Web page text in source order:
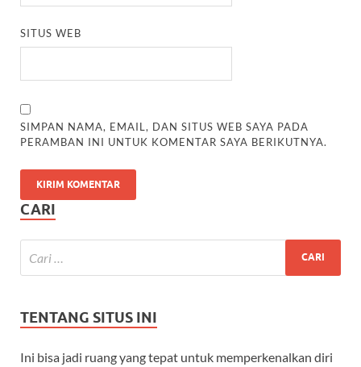
SITUS WEB
SIMPAN NAMA, EMAIL, DAN SITUS WEB SAYA PADA
PERAMBAN INI UNTUK KOMENTAR SAYA BERIKUTNYA.
CARI
TENTANG SITUS INI
Ini bisa jadi ruang yang tepat untuk memperkenalkan diri